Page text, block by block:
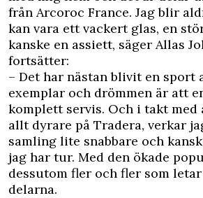
från Arcoroc France. Jag blir
kan vara ett vackert glas, en
kanske en assiett, säger Allas
fortsätter:
– Det har nästan blivit en sport
exemplar och drömmen är att
komplett servis. Och i takt med
allt dyrare på Tradera, verkar
samling lite snabbare och
jag har tur. Med den ökade
dessutom fler och fler som
delarna.